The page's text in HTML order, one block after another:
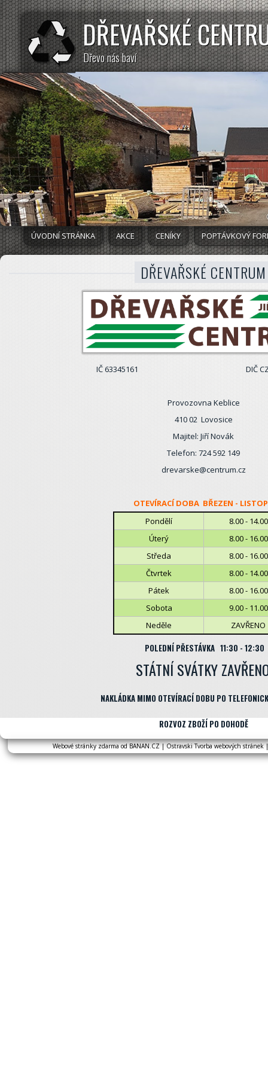
DŘEVAŘSKÉ
Dřevo nás baví
ÚVODNÍ STRÁNKA AKCE CENÍKY POPTÁVKOVÝ
DŘEVAŘSKÉ CENTRUM
IČ 63345161 DIČ
Provozovna Keblice
410 02 Lovosice
Majitel: Jiří Novák
Telefon: 724 592 149
drevarske@centrum.cz
OTEVÍRACÍ DOBA BŘEZEN -
Pondělí
8.00 - 14.00
Úterý
8.00 - 16.00
Středa
8.00 -
Čtvrtek
8.00 - 14.00
Pátek
8.00 - 16.00
Sobota
9.00 - 11.00
Neděle
ZAVŘENO
POLEDNÍ PŘESTÁVKA 11:30 - 12:30
STÁTNÍ SVÁTKY
NAKLÁDKA MIMO OTEVÍRACÍ DOBU PO
ROZVOZ ZBOŽÍ PO DOHODĚ
Webové stránky zdarmaodBANAN.CZ|Ostravski Tvorba webových stránek